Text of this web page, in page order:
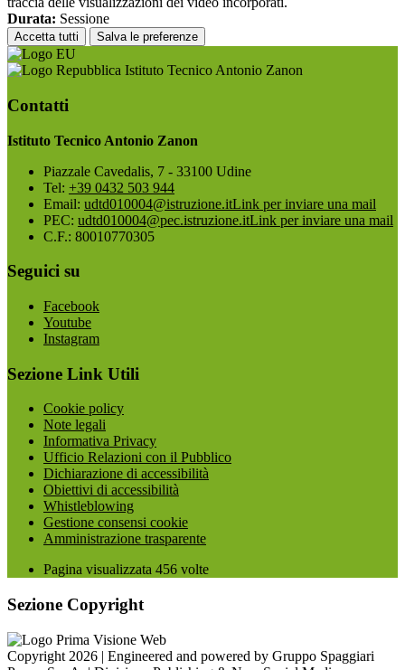
Durata: Sessione
Accetta tutti Salva le preferenze
Istituto Tecnico Antonio Zanon
Contatti
Istituto Tecnico Antonio Zanon
Piazzale Cavedalis, 7 - 33100 Udine
Tel: +39 0432 503 944
Email: udtd010004@istruzione.itLink per inviare una mail
PEC: udtd010004@pec.istruzione.itLink per inviare una mail
C.F.: 80010770305
Seguici su
Facebook
Youtube
Instagram
Sezione Link Utili
Cookie policy
Note legali
Informativa Privacy
Ufficio Relazioni con il Pubblico
Dichiarazione di accessibilità
Obiettivi di accessibilità
Whistleblowing
Gestione consensi cookie
Amministrazione trasparente
Pagina visualizzata 456 volte
Sezione Copyright
Copyright 2026 | Engineered and powered by Gruppo Spaggiari